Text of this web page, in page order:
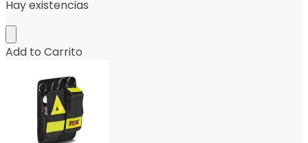
Hay existencias
Add to Carrito